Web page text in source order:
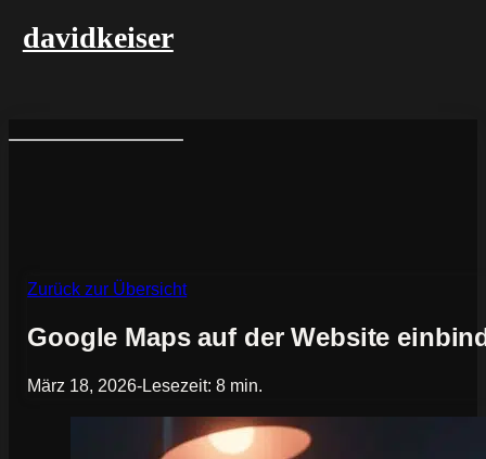
davidkeiser
Zurück zur Übersicht
Google Maps auf der Website
März 18, 2026-Lesezeit: 8 min.